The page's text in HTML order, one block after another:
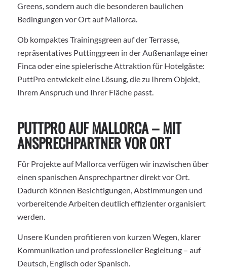
Greens, sondern auch die besonderen baulichen
Bedingungen vor Ort auf Mallorca.
Ob kompaktes Trainingsgreen auf der Terrasse,
repräsentatives Puttinggreen in der Außenanlage einer
Finca oder eine spielerische Attraktion für Hotelgäste:
PuttPro entwickelt eine Lösung, die zu Ihrem Objekt,
Ihrem Anspruch und Ihrer Fläche passt.
PUTTPRO AUF MALLORCA – MIT
ANSPRECHPARTNER VOR ORT
Für Projekte auf Mallorca verfügen wir inzwischen über
einen spanischen Ansprechpartner direkt vor Ort.
Dadurch können Besichtigungen, Abstimmungen und
vorbereitende Arbeiten deutlich effizienter organisiert
werden.
Unsere Kunden profitieren von kurzen Wegen, klarer
Kommunikation und professioneller Begleitung – auf
Deutsch, Englisch oder Spanisch.